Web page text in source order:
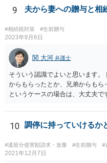
れた方がよいと思います。 倒
すが、 判断能力があり、復代
選任したのか 即ち、復代理人
ると思います。
9 夫から妻への贈与と相
#相続税対策 #生前贈与
2023年9月6日
関 大河 弁護士
そういう認識でよいと思います
からもらったとか、兄弟からも
というケースの場合は、大丈夫で
10 調停に持っていけるか
#遺留分侵害額請求・放棄 #生前贈与 #
2021年12月7日